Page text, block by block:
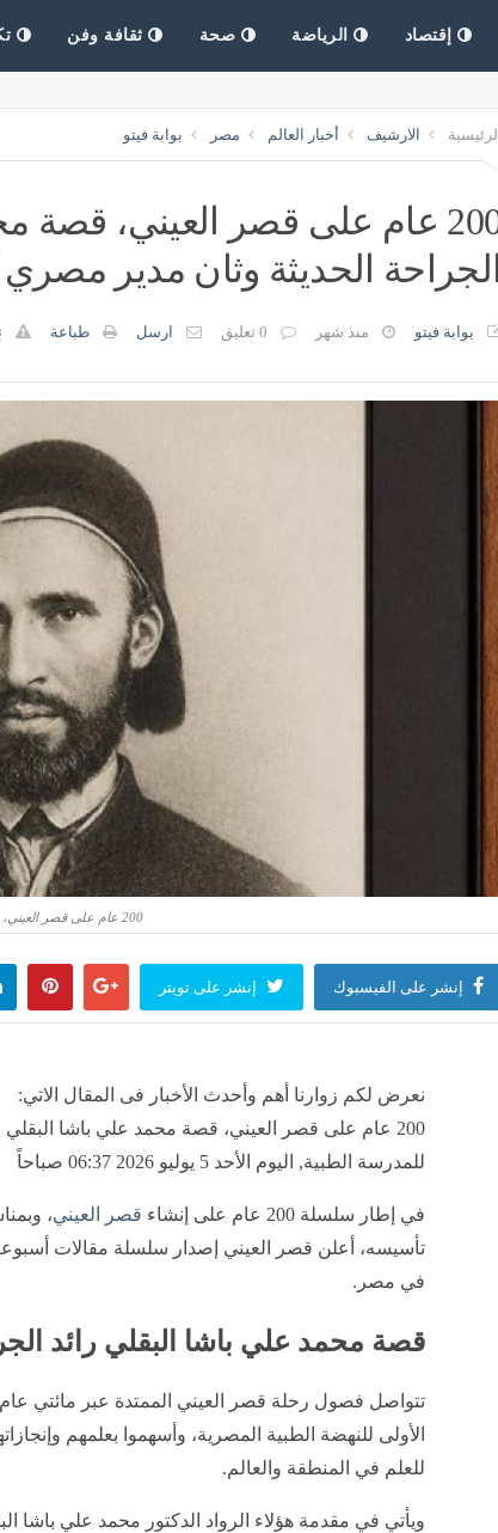
إقتصاد الرياضة صحة ثقافة وفن
الرئيسية الارشيف أخبار العالم مصر بوابة فيتو
200 عام على قصر العيني، قصة
الجراحة الحديثة وثان مدير
بوابة فيتو منذ شهر 0 تعليق ارسل طباعة
200 عام على قصر العيني، قصة محمد علي باشا البقلي رائد الجراحة الحديثة وثان مدير مصري للمدرسة الطبية
إنشر على الفيسبوك إنشر على تويتر
نعرض لكم زوارنا أهم وأحدث الأخبار فى المقال الاتي:
200 عام على قصر العيني، قصة محمد علي باشا
للمدرسة الطبية, اليوم الأحد 5 يوليو 2026 06:37 صباحاً
في إطار سلسلة 200 عام على إنشاء قصر العيني
تأسيسه، أعلن قصر العيني إصدار سلسلة مقالات
في مصر.
قصة محمد علي باشا البقلي رائد
تتواصل فصول رحلة قصر العيني الممتدة عبر مائتي
الأولى للنهضة الطبية المصرية، وأسهموا بعلمهم
للعلم في المنطقة والعالم.
ويأتي في مقدمة هؤلاء الرواد الدكتور محمد علي باشا